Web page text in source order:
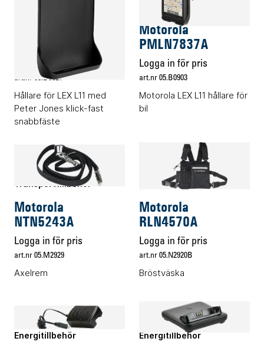
Motorola
PMLN7845A
Logga in för pris
art.nr 05.B0921
Hållare för LEX L11 med
Peter Jones klick-fast
snabbfäste
Transporttillbehör
Motorola
PMLN7837A
Logga in för pris
art.nr 05.B0903
Motorola LEX L11 hållare för
bil
Transporttillbehör
Motorola
NTN5243A
Logga in för pris
art.nr 05.M2929
Axelrem
Transporttillbehör
Motorola
RLN4570A
Logga in för pris
art.nr 05.N2920B
Bröstväska
Energitillbehör Energitillbehör